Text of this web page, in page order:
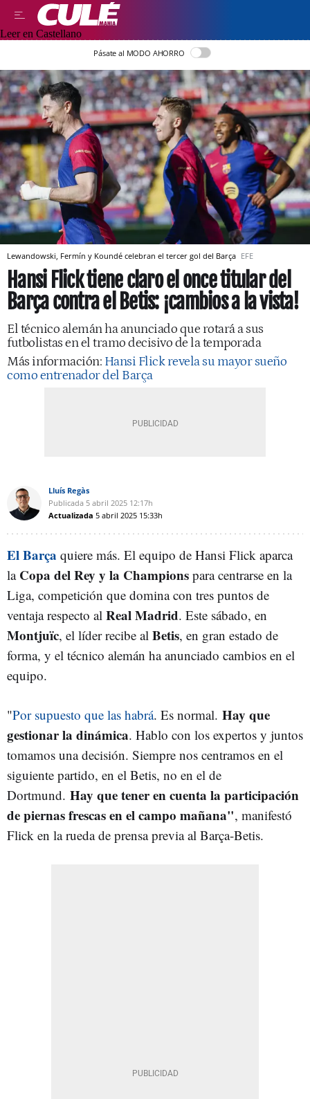
Leer en Castellano
Pásate al MODO AHORRO
Lewandowski, Fermín y Koundé celebran el tercer gol del Barça EFE
Hansi Flick tiene claro el once titular del
Barça contra el Betis: ¡cambios a la vista!
El técnico alemán ha anunciado que rotará a sus
futbolistas en el tramo decisivo de la temporada
Más información: Hansi Flick revela su mayor sueño
como entrenador del Barça
Lluís Regàs
Publicada 5 abril 2025 12:17h
Actualizada 5 abril 2025 15:33h
El Barça quiere más. El equipo de Hansi Flick aparca
la Copa del Rey y la Champions para centrarse en la
Liga, competición que domina con tres puntos de
ventaja respecto al Real Madrid. Este sábado, en
Montjuïc, el líder recibe al Betis, en gran estado de
forma, y el técnico alemán ha anunciado cambios en el
equipo.
"Por supuesto que las habrá. Es normal. Hay que
gestionar la dinámica. Hablo con los expertos y juntos
tomamos una decisión. Siempre nos centramos en el
siguiente partido, en el Betis, no en el de
Dortmund. Hay que tener en cuenta la participación
de piernas frescas en el campo mañana", manifestó
Flick en la rueda de prensa previa al Barça-Betis.